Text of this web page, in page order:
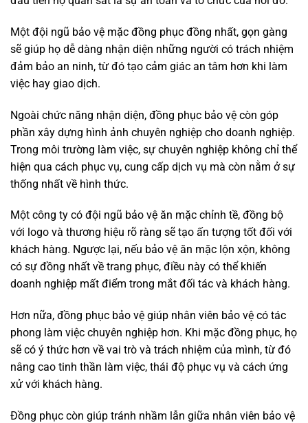
Một đội ngũ bảo vệ mặc đồng phục đồng nhất, gọn gàng
sẽ giúp họ dễ dàng nhận diện những người có trách nhiệm
đảm bảo an ninh, từ đó tạo cảm giác an tâm hơn khi làm
việc hay giao dịch.
Ngoài chức năng nhận diện, đồng phục bảo vệ còn góp
phần xây dựng hình ảnh chuyên nghiệp cho doanh nghiệp.
Trong môi trường làm việc, sự chuyên nghiệp không chỉ thể
hiện qua cách phục vụ, cung cấp dịch vụ mà còn nằm ở sự
thống nhất về hình thức.
Một công ty có đội ngũ bảo vệ ăn mặc chỉnh tề, đồng bộ
với logo và thương hiệu rõ ràng sẽ tạo ấn tượng tốt đối với
khách hàng. Ngược lại, nếu bảo vệ ăn mặc lộn xộn, không
có sự đồng nhất về trang phục, điều này có thể khiến
doanh nghiệp mất điểm trong mắt đối tác và khách hàng.
Hơn nữa, đồng phục bảo vệ giúp nhân viên bảo vệ có tác
phong làm việc chuyên nghiệp hơn. Khi mặc đồng phục, họ
sẽ có ý thức hơn về vai trò và trách nhiệm của mình, từ đó
nâng cao tinh thần làm việc, thái độ phục vụ và cách ứng
xử với khách hàng.
Đồng phục còn giúp tránh nhầm lẫn giữa nhân viên bảo vệ